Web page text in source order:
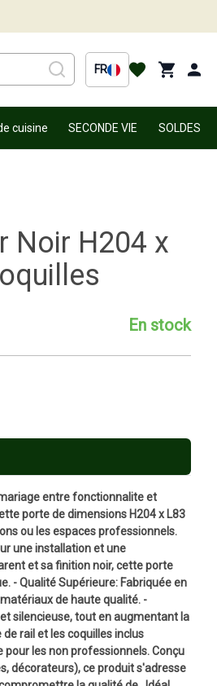
FR
cuisine SECONDE VIE SOLDES
Noir H204 x
En stock
entre fonctionnalite et
porte de dimensions H204 x L83
ou les espaces professionnels.
une installation et une
et sa finition noir, cette porte
- Qualité Supérieure: Fabriquée en
de haute qualité. -
silencieuse, tout en augmentant la
rail et les coquilles inclus
les non professionnels. Conçu
décorateurs), ce produit s'adresse